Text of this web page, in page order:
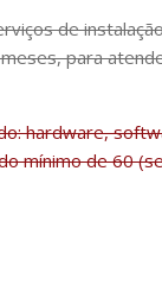
de
para
hardware,
mínimo de 60